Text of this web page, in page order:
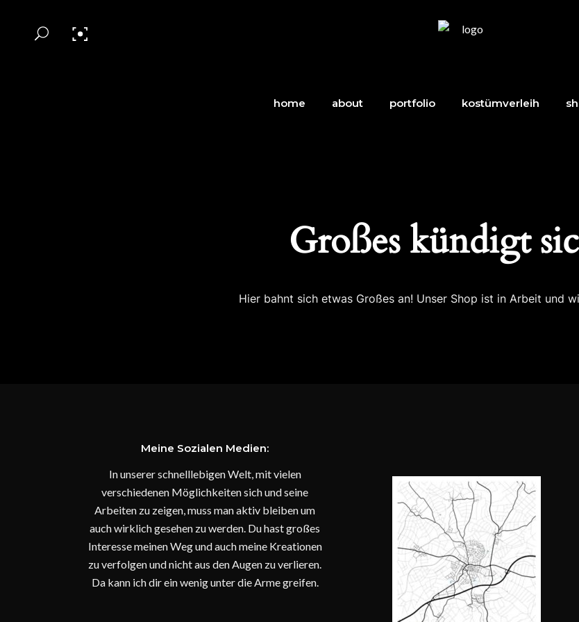
home about portfolio kostümverleih
Großes kündigt
Hier bahnt sich etwas Großes an! Unser Shop ist in Arbeit und
Meine Sozialen Medien:
In unserer schnelllebigen Welt, mit vielen
verschiedenen Möglichkeiten sich und seine
Arbeiten zu zeigen, muss man aktiv bleiben um
auch wirklich gesehen zu werden. Du hast großes
Interesse meinen Weg und auch meine Kreationen
zu verfolgen und nicht aus den Augen zu verlieren.
Da kann ich dir ein wenig unter die Arme greifen.